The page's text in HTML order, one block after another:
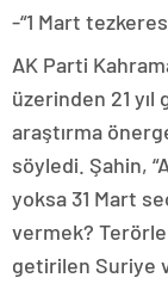
-“1 Mart
AK Parti
üzerinden 21
araştırma
söyledi. Şahin,
yoksa 31 Mart
vermek? Terörle
getirilen Suriye